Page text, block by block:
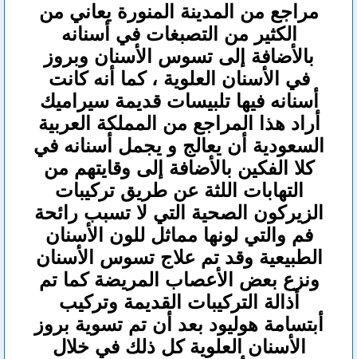
مراجع من المدينة المنورة يعاني من
الكثير من التصبغات في أسنانه
بالأضافة إلى تسوس الأسنان وبروز
في الأسنان العلوية ، كما أنه كانت
أسنانه فيها تلبيسات قديمة سيراميك
أراد هذا المراجع من المملكة العربية
السعودية أن يعالج و يجمل أسنانه في
كلا الفكين بالأضافة إلى وقايتهم من
التهابات اللثة عن طريق تركيبات
الزيركون الصحية التي لا تسبب رائحة
فم والتي لونها مماثل للون الأسنان
الطبيعية وقد تم علاج تسوس الأسنان
ونزع بعض الأعصاب المريضة كما تم
أذالة التركيبات القديمة وتركيب
أبتسامة هوليود بعد أن تم تسوية بروز
الأسنان العلوية كل ذلك في خلال